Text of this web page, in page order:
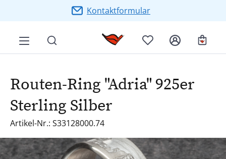
Zum Hauptinhalt springenKontaktformular
Routen-Ring "Adria" 925er
Sterling Silber
Artikel-Nr.: S33128000.74
Bildergalerie überspringen